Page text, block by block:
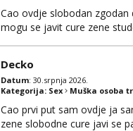
Cao ovdje slobodan
mogu se javit cure zene
Decko
Datum: 30.srpnja 2026.
Kategorija: Sex Muška osoba
Cao prvi put sam ovdje ja
zene slobodne cure javi se